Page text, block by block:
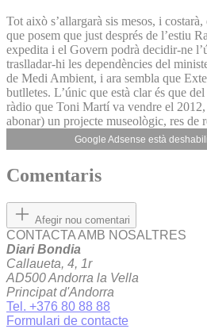
Tot això s’allargarà sis mesos, i
que posem que just després de l’estiu
expedita i el Govern podrà decidir-ne
traslladar-hi les dependències del
de Medi Ambient, i ara sembla que
butlletes. L’únic que està clar és que
ràdio que Toni Martí va vendre el
abonar) un projecte museològic, res de
Google Adsense està
Comentaris
Afegir nou comentari
CONTACTA AMB NOSALTRES
Diari Bondia
Callaueta, 4, 1r
AD500 Andorra la Vella
Principat d'Andorra
Tel. +376 80 88 88
Formulari de contacte